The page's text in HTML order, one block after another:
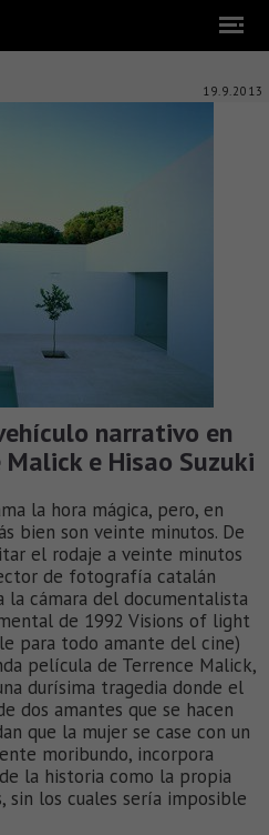
19.9.2013
narrativo en
e Hisao Suzuki
la hora mágica, pero, en
bien son veinte minutos. De
el rodaje a veinte minutos
de fotografía catalán
la cámara del documentalista
de 1992 Visions of light
para todo amante del cine)
película de Terrence Malick,
durísima tragedia donde el
dos amantes que se hacen
que la mujer se case con un
moribundo, incorpora
la historia como la propia
sin los cuales sería imposible